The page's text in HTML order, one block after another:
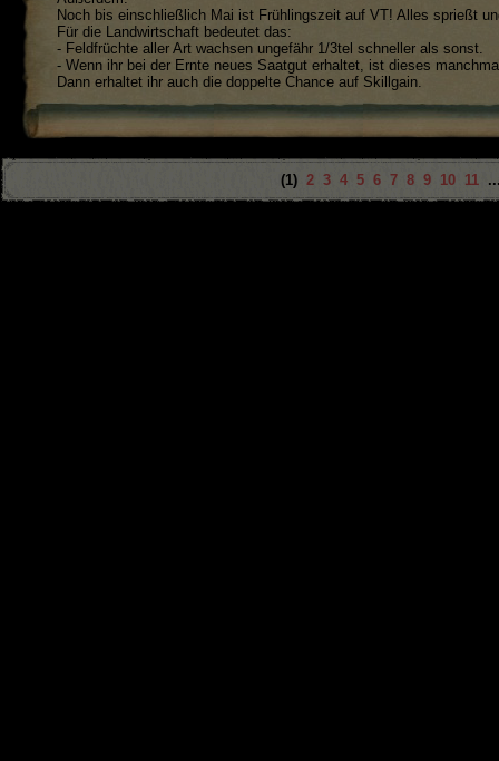
Noch bis einschließlich Mai ist Frühlingszeit auf VT! Alles sprießt
Für die Landwirtschaft bedeutet das:
- Feldfrüchte aller Art wachsen ungefähr 1/3tel schneller als sonst.
- Wenn ihr bei der Ernte neues Saatgut erhaltet, ist dieses
Dann erhaltet ihr auch die doppelte Chance auf Skillgain.
(1) 2 3 4 5 6 7 8 9 10 11